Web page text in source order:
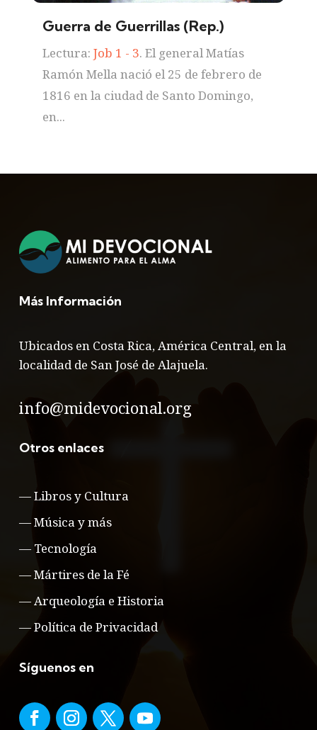
Guerra de Guerrillas (Rep.)
Lectura: Job 1 - 3. El general Matías
Ramón Mella nació el 25 de febrero de
1816 en la ciudad de Santo Domingo,
en...
Más Información
Ubicados en Costa Rica, América Central, en la
localidad de San José de Alajuela.
info@midevocional.org
Otros enlaces
—Libros y Cultura
—Música y más
— Tecnología
—Mártires de la Fé
—Arqueología e Historia
—Política de Privacidad
Síguenos en